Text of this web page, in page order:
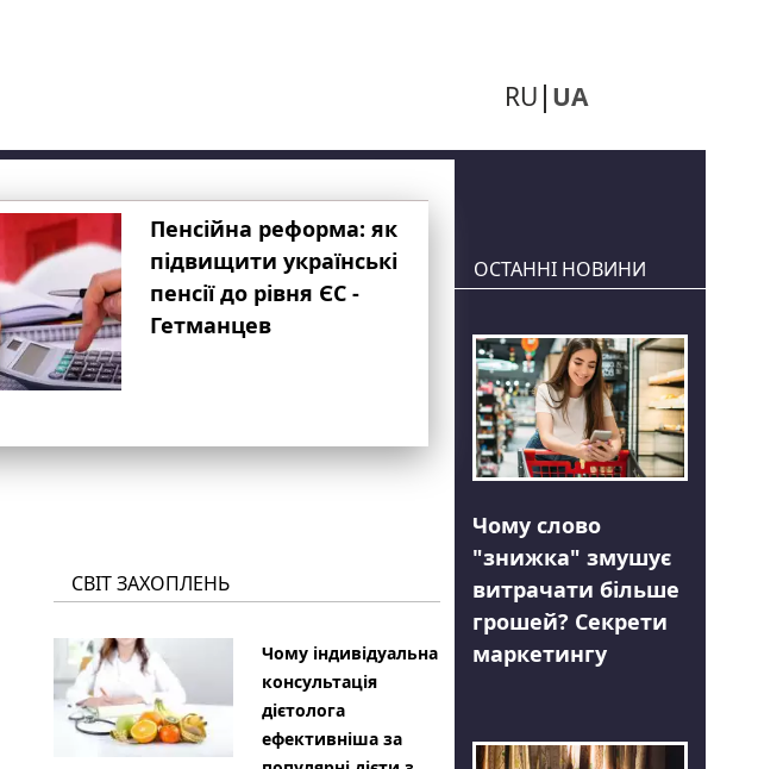
RU UA
Пенсійна реформа: як
підвищити українські
пенсії до рівня ЄС -
Гетманцев
СВІТ ЗАХОПЛЕНЬ
Чому індивідуальна
консультація
дієтолога
ефективніша за
ОСТАННІ НОВИНИ
Чому слово
"знижка" змушує
витрачати більше
грошей? Секрети
маркетингу